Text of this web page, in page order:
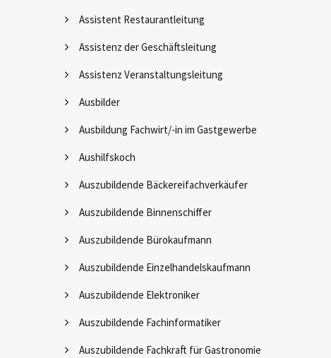
Assistent Restaurantleitung
Assistenz der Geschäftsleitung
Assistenz Veranstaltungsleitung
Ausbilder
Ausbildung Fachwirt/-in im Gastgewerbe
Aushilfskoch
Auszubildende Bäckereifachverkäufer
Auszubildende Binnenschiffer
Auszubildende Bürokaufmann
Auszubildende Einzelhandelskaufmann
Auszubildende Elektroniker
Auszubildende Fachinformatiker
Auszubildende Fachkraft für Gastronomie